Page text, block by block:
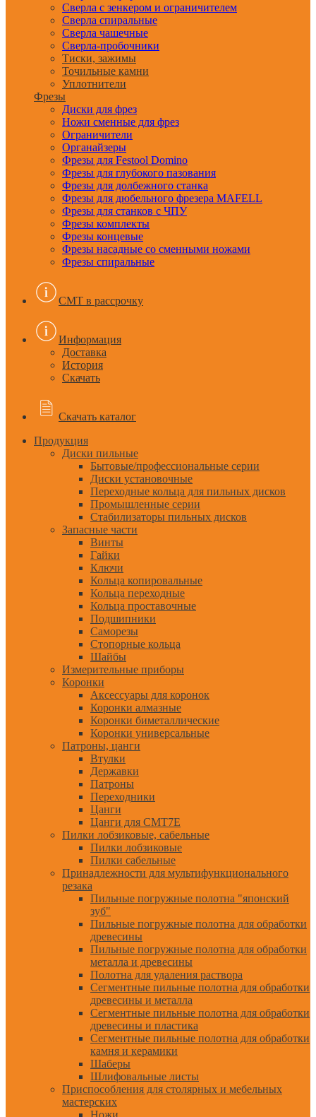
Сверла с зенкером и ограничителем
Сверла спиральные
Сверла чашечные
Сверла-пробочники
Тиски, зажимы
Точильные камни
Уплотнители
Фрезы
Диски для фрез
Ножи сменные для фрез
Ограничители
Органайзеры
Фрезы для Festool Domino
Фрезы для глубокого пазования
Фрезы для долбежного станка
Фрезы для дюбельного фрезера MAFELL
Фрезы для станков с ЧПУ
Фрезы комплекты
Фрезы концевые
Фрезы насадные со сменными ножами
Фрезы спиральные
CMT в рассрочку
Информация
Доставка
История
Скачать
Скачать каталог
Продукция
Диски пильные
Бытовые/профессиональные серии
Диски установочные
Переходные кольца для пильных дисков
Промышленные серии
Стабилизаторы пильных дисков
Запасные части
Винты
Гайки
Ключи
Кольца копировальные
Кольца переходные
Кольца проставочные
Подшипники
Саморезы
Стопорные кольца
Шайбы
Измерительные приборы
Коронки
Аксессуары для коронок
Коронки алмазные
Коронки биметаллические
Коронки универсальные
Патроны, цанги
Втулки
Державки
Патроны
Переходники
Цанги
Цанги для CMT7E
Пилки лобзиковые, сабельные
Пилки лобзиковые
Пилки сабельные
Принадлежности для мультифункционального
резака
Пильные погружные полотна "японский
зуб"
Пильные погружные полотна для обработки
древесины
Пильные погружные полотна для обработки
металла и древесины
Полотна для удаления раствора
Сегментные пильные полотна для обработки
древесины и металла
Сегментные пильные полотна для обработки
древесины и пластика
Сегментные пильные полотна для обработки
камня и керамики
Шаберы
Шлифовальные листы
Приспособления для столярных и мебельных
мастерских
Ножи